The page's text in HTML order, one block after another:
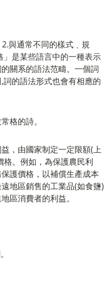
與通常不同的樣式﹑規
是某些語言中的一種表示
關系的語法范疇。一個詞
的語法形式也會有相應的
格的詩。
，由國家制定一定限額(上
格。例如，為保護農民利
護價格，以補償生產成本
地區銷售的工業品(如食鹽)
區消費者的利益。